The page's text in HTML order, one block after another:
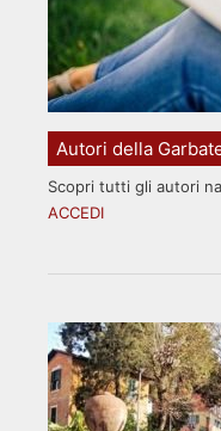
Autori della
Scopri tutti gli autori
ACCEDI